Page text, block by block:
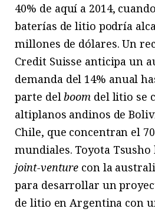
40% de aquí a 2014,
baterías de litio podría
millones de dólares. Un
Credit Suisse anticipa un
demanda del 14% anual
parte delboom del litio se
altiplanos andinos de
Chile, que concentran el
mundiales. Toyota
joint-venture con la
para desarrollar un
de litio en Argentina con